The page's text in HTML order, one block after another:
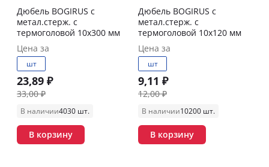
Дюбель BOGIRUS с
метал.стерж. с
термоголовой 10х300 мм
Цена за
шт
23,89 ₽
33,00 ₽
В наличии4030 шт.
В корзину
Дюбель BOGIRUS с
метал.стерж. с
термоголовой 10х120 мм
Цена за
шт
9,11 ₽
12,00 ₽
В наличии10200 шт.
В корзину